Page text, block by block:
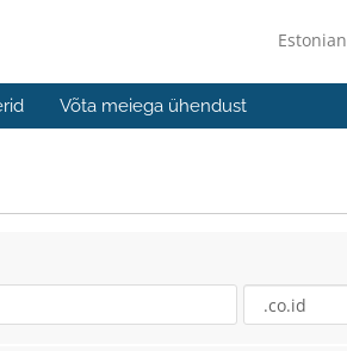
Estonian
Võta meiega ühendust